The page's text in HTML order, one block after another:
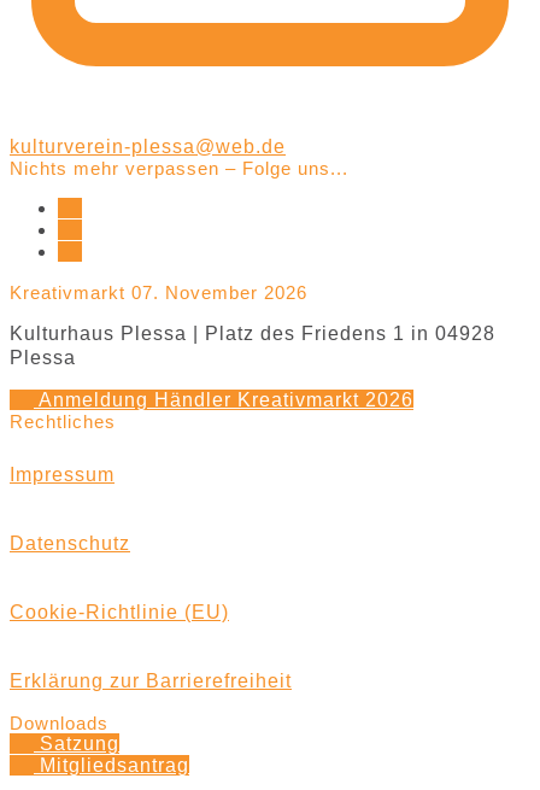
kulturverein-plessa@web.de
Nichts mehr verpassen – Folge uns...
Kreativmarkt 07. November 2026
Kulturhaus Plessa | Platz des Friedens 1 in 04928
Plessa
Anmeldung Händler Kreativmarkt 2026
Rechtliches
Impressum
Datenschutz
Cookie-Richtlinie (EU)
Erklärung zur Barrierefreiheit
Downloads
Satzung
Mitgliedsantrag